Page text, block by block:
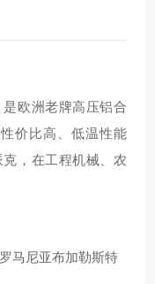
欧洲老牌高压铝合
价比高、低温性能
，在工程机械、农
马尼亚布加勒斯特